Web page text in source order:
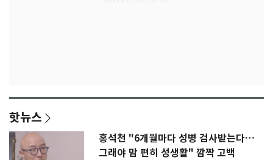
핫뉴스
홍석천 "6개월마다 성병 검사받는다…
그래야 맘 편히 성생활" 깜짝 고백